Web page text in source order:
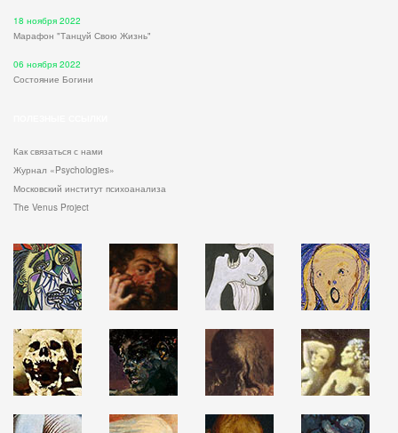
18 ноября 2022
Марафон "Танцуй Свою Жизнь"
06 ноября 2022
Состояние Богини
Как связаться с нами
Журнал «Psychologies»
Московский институт психоанализа
The Venus Project